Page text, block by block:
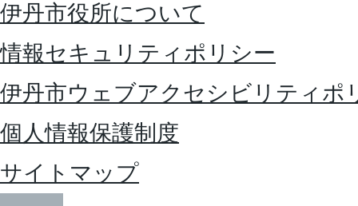
伊丹市役所について
情報セキュリティポリシー
伊丹市ウェブアクセシビリティポ
個人情報保護制度
サイトマップ